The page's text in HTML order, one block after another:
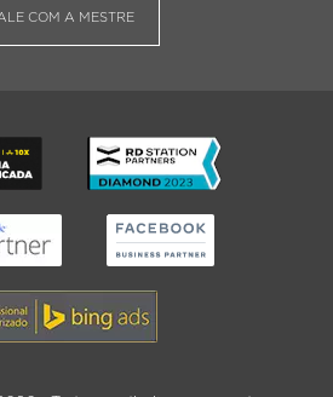
COM A MESTRE